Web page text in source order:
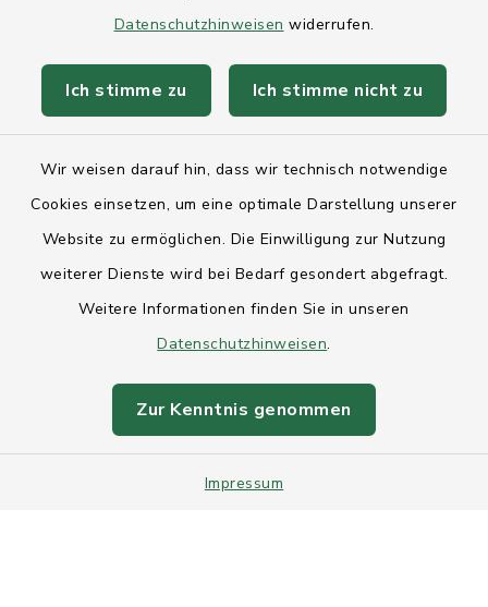
Datenschutzhinweisen widerrufen.
Ich stimme zu Ich stimme nicht zu
Wir weisen darauf hin, dass wir technisch notwendige
Cookies einsetzen, um eine optimale Darstellung unserer
Website zu ermöglichen. Die Einwilligung zur Nutzung
weiterer Dienste wird bei Bedarf gesondert abgefragt.
Weitere Informationen finden Sie in unseren
Datenschutzhinweisen.
Zur Kenntnis genommen
Impressum
Anfahrt
Datenschutz
Sitemap
Intranet